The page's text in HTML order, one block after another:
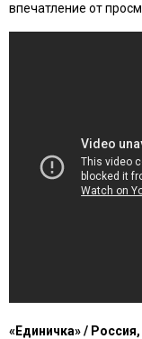
впечатление от
«Единичка»/